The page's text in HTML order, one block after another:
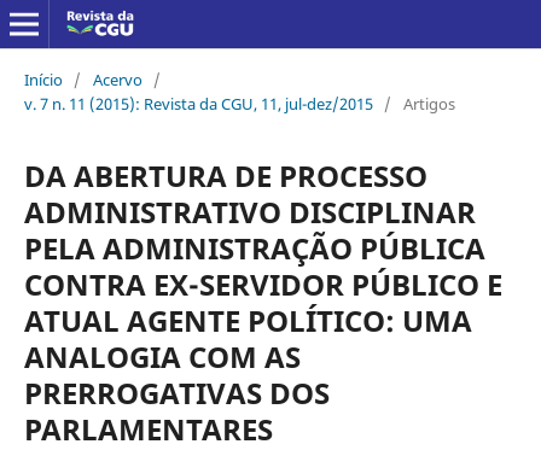
Início / Acervo /
v. 7 n. 11 (2015): Revista da CGU, 11, jul-dez/2015 / Artigos
DA ABERTURA DE PROCESSO
ADMINISTRATIVO DISCIPLINAR
PELA ADMINISTRAÇÃO PÚBLICA
CONTRA EX-SERVIDOR PÚBLICO E
ATUAL AGENTE POLÍTICO: UMA
ANALOGIA COM AS
PRERROGATIVAS DOS
PARLAMENTARES